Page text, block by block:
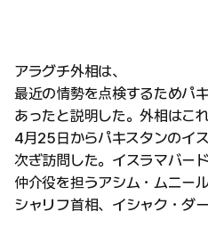
アラグチ外相は、
最近の情勢を点検するためパ
あったと説明した。外相はこ
4月25日からパキスタンのイ
次ぎ訪問した。イスラマバード
仲介役を担うアシム・ムニー
シャリフ首相、イシャク・ダ